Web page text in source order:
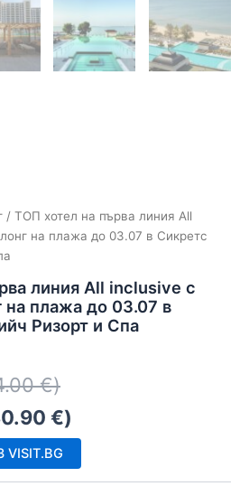
/ ТОП хотел на първа линия All
на плажа до 03.07 в Сикретс
линия All inclusive с
на плажа до 03.07 в
Ризорт и Спа
€)
€)